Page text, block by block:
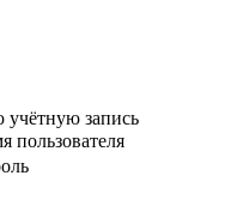
учётную запись
пользователя